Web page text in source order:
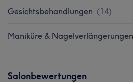
Gesichtsbehandlungen (14)
Maniküre & Nagelverlängerungen
Salonbewertungen